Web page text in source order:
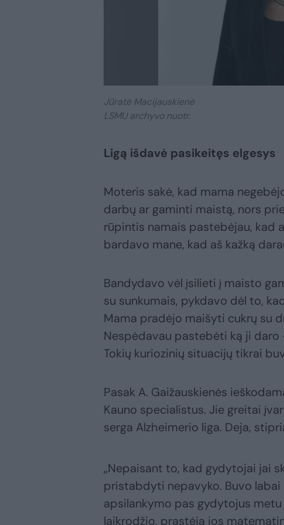
Jūratė Macijauskienė
LSMU archyvo nuotr.
Ligą išdavė pasikeitęs elgesys
Moteris sakė, kad mama
darbų ar gaminti maistą, nors
rūpintis namais pastebėjau, kad
bardavo mane, kad aš kažką
Bandydavo vėl įsilieti į maisto
su sunkumais, pykdavo dėl to,
Mama pradėjo maišyti cukrų su
Nespėdavau pastebėti ką ji daro
Tokių kuriozinių situacijų tikrai
Pasak A. Gaižauskienės
Kauno specialistus. Jie greitai
serga Alzheimerio liga. Deja,
„Nepaisant to, kad gydytojai jai
pristabdyti nepavyko. Buvo
apsilankymo pas gydytojus
laikrodžio, prastėja jos